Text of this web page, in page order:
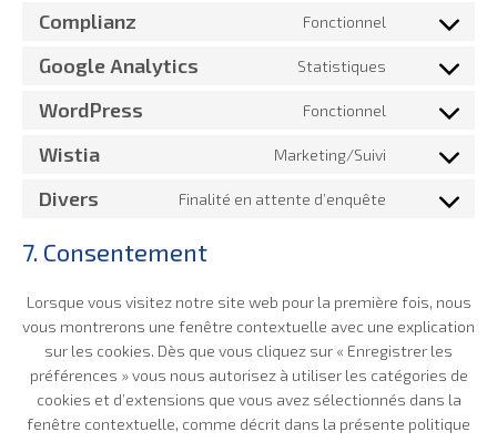
service
Complianz Fonctionnel
Consent
service
Google Analytics Statistiques
Consent
service
WordPress Fonctionnel
Consent
service
Wistia Marketing/Suivi
Consent
service
Divers Finalité en attente d’enquête
Consent
7. Consentement
Lorsque vous visitez notre site web pour la première fois, nous
vous montrerons une fenêtre contextuelle avec une explication
sur les cookies. Dès que vous cliquez sur « Enregistrer les
préférences » vous nous autorisez à utiliser les catégories de
cookies et d’extensions que vous avez sélectionnés dans la
fenêtre contextuelle, comme décrit dans la présente politique